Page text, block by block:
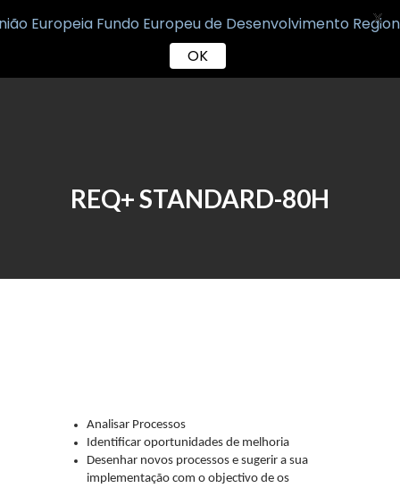
REQ+ STANDARD-80H
Analisar Processos
Identificar oportunidades de melhoria
Desenhar novos processos e sugerir a sua
implementação com o objectivo de os
OK
X